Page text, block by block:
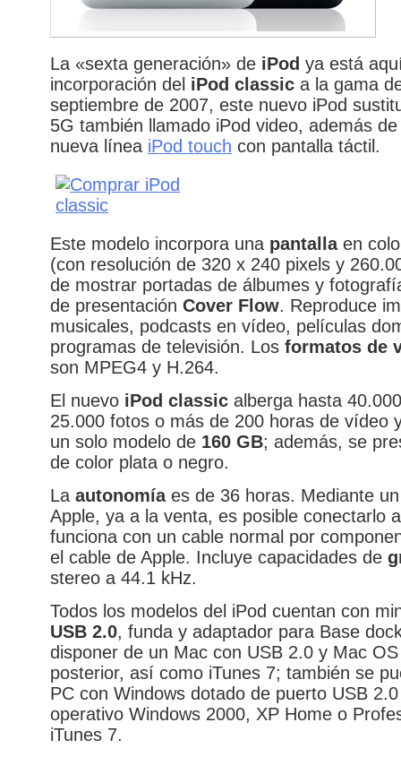
La «sexta generación» de iPod ya está
incorporación del iPod classic a la gama
septiembre de 2007, este nuevo iPod
5G también llamado iPod video, además
nueva línea iPod touch con pantalla táctil.
Este modelo incorpora una pantallaen
(con resolución de 320 x 240 pixels y
de mostrar portadas de álbumes y
de presentación Cover Flow. Reproduce
musicales, podcasts en vídeo, películas
programas de televisión. Los formatos de
son MPEG4 y H.264.
El nuevo iPod classic alberga hasta
25.000 fotos o más de 200 horas de vídeo
un solo modelo de 160 GB; además, se
de color plata o negro.
La autonomíaes de 36 horas. Mediante
Apple, ya a la venta, es posible conectarlo
funciona con un cable normal por
el cable de Apple. Incluye capacidades de
stereo a 44.1 kHz.
Todos los modelos del iPod cuentan con
USB 2.0, funda y adaptador para Base
disponer de un Mac con USB 2.0 y Mac
posterior, así como iTunes 7; también se
PC con Windows dotado de puerto USB
operativo Windows 2000, XP Home o
iTunes 7.